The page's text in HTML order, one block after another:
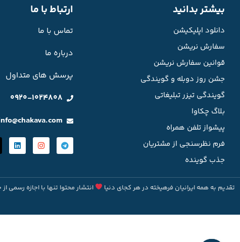
بیشتر بدانید
دانلود اپلیکیشن
سفارش نریشن
قوانین سفارش نریشن
جشن روز دوبله و گویندگی
گویندگی تیزر تبلیغاتی
بلاگ چکاوا
پیشواز تلفن همراه
فرم نظرسنجی از مشتریان
جذب گوینده
ارتباط با ما
تماس با ما
درباره ما
پرسش های متداول
0920-1024808
تقدیم به همه ایرانیان فرهیخته در هر کجای دنیا انتشار محتوا تنها با اجازه رسمی از